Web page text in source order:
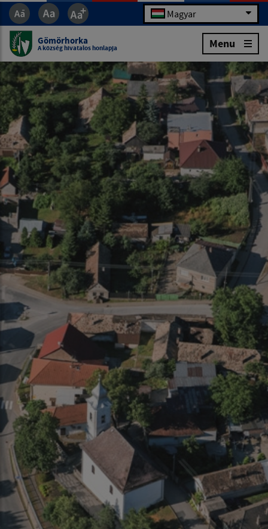
Magyar
Gömörhorka
A község hivatalos honlapja Menu